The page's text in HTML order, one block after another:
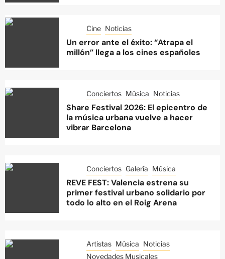
Cine Noticias
Un error ante el éxito: “Atrapa el
millón” llega a los cines españoles
Conciertos Música Noticias
Share Festival 2026: El epicentro de
la música urbana vuelve a hacer
vibrar Barcelona
Conciertos Galería Música
REVE FEST: Valencia estrena su
primer festival urbano solidario por
todo lo alto en el Roig Arena
Artistas Música Noticias
Novedades Musicales